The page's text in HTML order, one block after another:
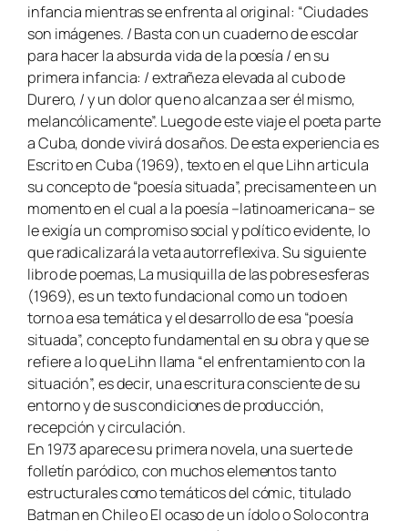
infancia mientras se enfrenta al original: “Ciudades
son imágenes. / Basta con un cuaderno de escolar
para hacer la absurda vida de la poesía / en su
primera infancia: / extrañeza elevada al cubo de
Durero, / y un dolor que no alcanza a ser él mismo,
melancólicamente”. Luego de este viaje el poeta parte
a Cuba, donde vivirá dos años. De esta experiencia es
Escrito en Cuba (1969), texto en el que Lihn articula
su concepto de “poesía situada”, precisamente en un
momento en el cual a la poesía –latinoamericana– se
le exigía un compromiso social y político evidente, lo
que radicalizará la veta autorreflexiva. Su siguiente
libro de poemas, La musiquilla de las pobres esferas
(1969), es un texto fundacional como un todo en
torno a esa temática y el desarrollo de esa “poesía
situada”, concepto fundamental en su obra y que se
refiere a lo que Lihn llama “el enfrentamiento con la
situación”, es decir, una escritura consciente de su
entorno y de sus condiciones de producción,
recepción y circulación.
En 1973 aparece su primera novela, una suerte de
folletín paródico, con muchos elementos tanto
estructurales como temáticos del cómic, titulado
Batman en Chile o El ocaso de un ídolo o Solo contra